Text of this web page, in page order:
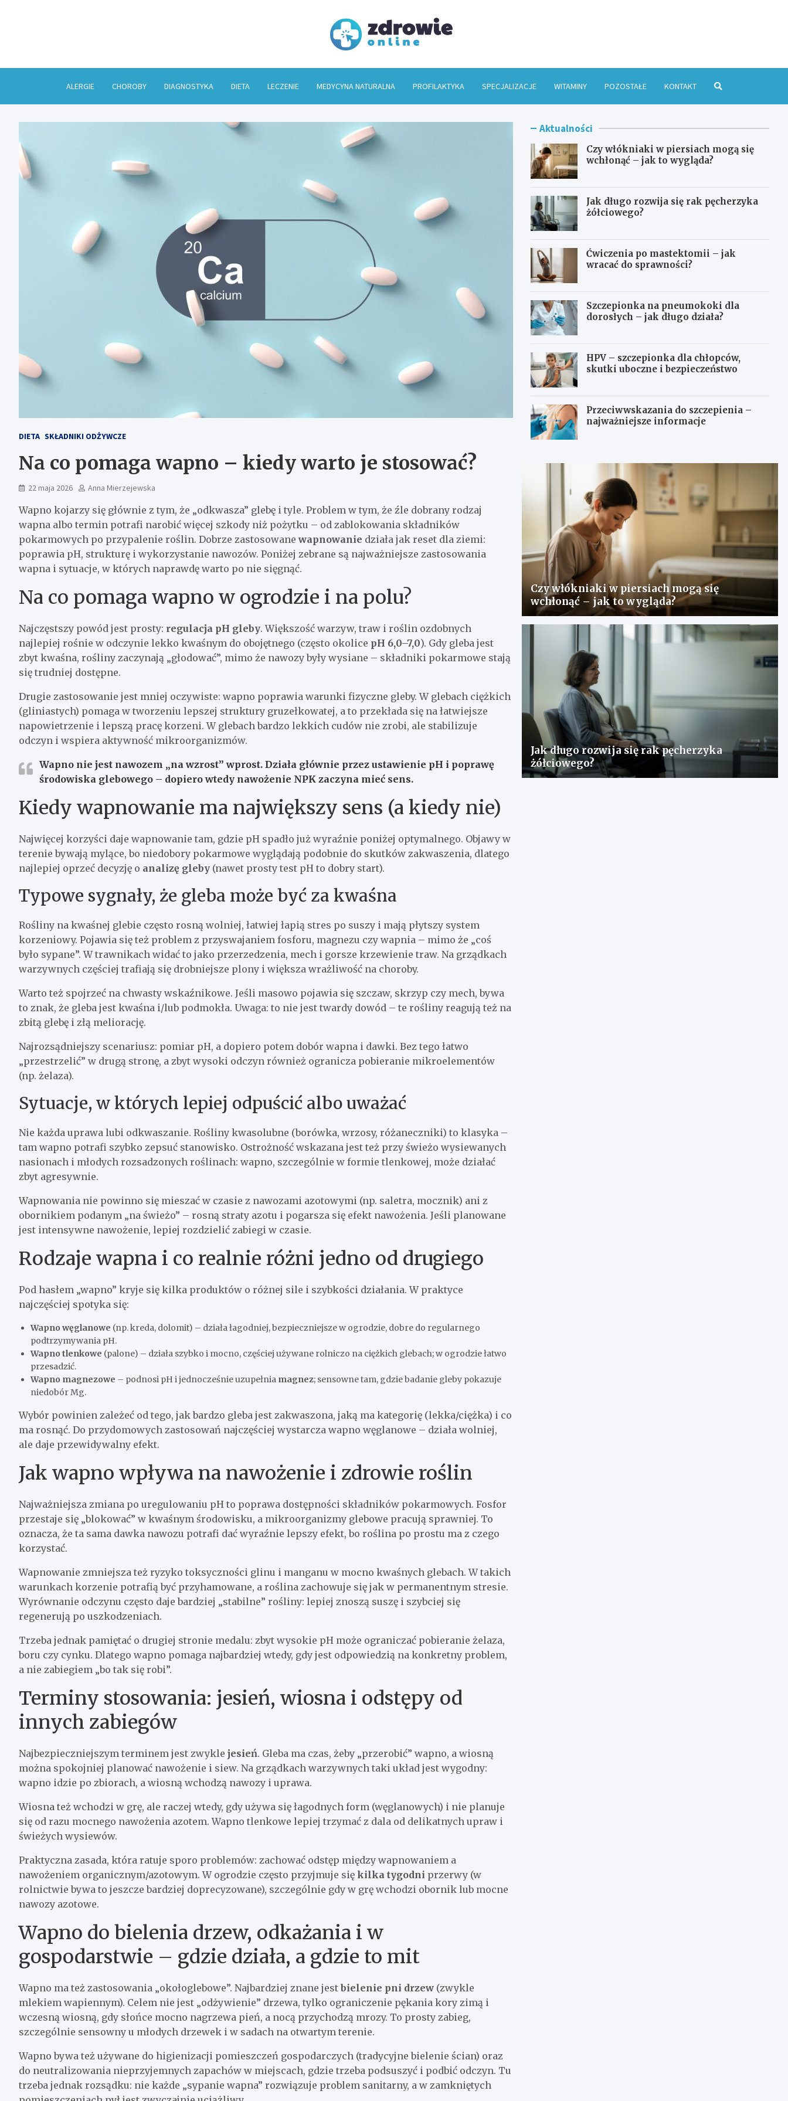
ALERGIE CHOROBY DIAGNOSTYKA DIETA LECZENIE MEDYCYNA NATURALNA PROFILAKTYKA SPECJALIZACJE WITAMINY POZOSTAŁE KONTAKT
DIETA SKŁADNIKI ODŻYWCZE
Na co pomaga wapno – kiedy warto je stosować?
22 maja 2026 Anna Mierzejewska
Wapno kojarzy się głównie z tym, że „odkwasza” glebę i tyle. Problem w tym, że źle dobrany rodzaj
wapna albo termin potrafi narobić więcej szkody niż pożytku – od zablokowania składników
pokarmowych po przypalenie roślin. Dobrze zastosowanewapnowanie działa jak reset dla ziemi:
poprawia pH, strukturę i wykorzystanie nawozów. Poniżej zebrane są najważniejsze zastosowania
wapna i sytuacje, w których naprawdę warto po nie sięgnąć.
Na co pomaga wapno w ogrodzie i na polu?
Najczęstszy powód jest prosty: regulacja pH gleby. Większość warzyw, traw i roślin ozdobnych
najlepiej rośnie w odczynie lekko kwaśnym do obojętnego (często okolice pH 6,0–7,0). Gdy gleba jest
zbyt kwaśna, rośliny zaczynają „głodować”, mimo że nawozy były wysiane – składniki pokarmowe stają
się trudniej dostępne.
Drugie zastosowanie jest mniej oczywiste: wapno poprawia warunki fizyczne gleby. W glebach ciężkich
(gliniastych) pomaga w tworzeniu lepszej struktury gruzełkowatej, a to przekłada się na łatwiejsze
napowietrzenie i lepszą pracę korzeni. W glebach bardzo lekkich cudów nie zrobi, ale stabilizuje
odczyn i wspiera aktywność mikroorganizmów.
Wapno nie jest nawozem „na wzrost” wprost. Działa głównie przez ustawienie pH i poprawę
środowiska glebowego – dopiero wtedy nawożenie NPK zaczyna mieć sens.
Kiedy wapnowanie ma największy sens (a kiedy nie)
Najwięcej korzyści daje wapnowanie tam, gdzie pH spadło już wyraźnie poniżej optymalnego. Objawy w
terenie bywają mylące, bo niedobory pokarmowe wyglądają podobnie do skutków zakwaszenia, dlatego
najlepiej oprzeć decyzję o analizę gleby (nawet prosty test pH to dobry start).
Typowe sygnały, że gleba może być za kwaśna
Rośliny na kwaśnej glebie często rosną wolniej, łatwiej łapią stres po suszy i mają płytszy system
korzeniowy. Pojawia się też problem z przyswajaniem fosforu, magnezu czy wapnia – mimo że „coś
było sypane”. W trawnikach widać to jako przerzedzenia, mech i gorsze krzewienie traw. Na grządkach
warzywnych częściej trafiają się drobniejsze plony i większa wrażliwość na choroby.
Warto też spojrzeć na chwasty wskaźnikowe. Jeśli masowo pojawia się szczaw, skrzyp czy mech, bywa
to znak, że gleba jest kwaśna i/lub podmokła. Uwaga: to nie jest twardy dowód – te rośliny reagują też na
zbitą glebę i złą meliorację.
Najrozsądniejszy scenariusz: pomiar pH, a dopiero potem dobór wapna i dawki. Bez tego łatwo
„przestrzelić” w drugą stronę, a zbyt wysoki odczyn również ogranicza pobieranie mikroelementów
(np. żelaza).
Sytuacje, w których lepiej odpuścić albo uważać
Nie każda uprawa lubi odkwaszanie. Rośliny kwasolubne (borówka, wrzosy, różaneczniki) to klasyka –
tam wapno potrafi szybko zepsuć stanowisko. Ostrożność wskazana jest też przy świeżo wysiewanych
nasionach i młodych rozsadzonych roślinach: wapno, szczególnie w formie tlenkowej, może działać
zbyt agresywnie.
Wapnowania nie powinno się mieszać w czasie z nawozami azotowymi (np. saletra, mocznik) ani z
obornikiem podanym „na świeżo” – rosną straty azotu i pogarsza się efekt nawożenia. Jeśli planowane
jest intensywne nawożenie, lepiej rozdzielić zabiegi w czasie.
Rodzaje wapna i co realnie różni jedno od drugiego
Pod hasłem „wapno” kryje się kilka produktów o różnej sile i szybkości działania. W praktyce
najczęściej spotyka się:
Wapno węglanowe (np. kreda, dolomit) – działa łagodniej, bezpieczniejsze w ogrodzie, dobre do regularnego
podtrzymywania pH.
Wapno tlenkowe (palone) – działa szybko i mocno, częściej używane rolniczo na ciężkich glebach; w ogrodzie łatwo
przesadzić.
Wapno magnezowe – podnosi pH i jednocześnie uzupełnia magnez; sensowne tam, gdzie badanie gleby pokazuje
niedobór Mg.
Wybór powinien zależeć od tego, jak bardzo gleba jest zakwaszona, jaką ma kategorię (lekka/ciężka) i co
ma rosnąć. Do przydomowych zastosowań najczęściej wystarcza wapno węglanowe – działa wolniej,
ale daje przewidywalny efekt.
Jak wapno wpływa na nawożenie i zdrowie roślin
Najważniejsza zmiana po uregulowaniu pH to poprawa dostępności składników pokarmowych. Fosfor
przestaje się „blokować” w kwaśnym środowisku, a mikroorganizmy glebowe pracują sprawniej. To
oznacza, że ta sama dawka nawozu potrafi dać wyraźnie lepszy efekt, bo roślina po prostu ma z czego
korzystać.
Wapnowanie zmniejsza też ryzyko toksyczności glinu i manganu w mocno kwaśnych glebach. W takich
warunkach korzenie potrafią być przyhamowane, a roślina zachowuje się jak w permanentnym stresie.
Wyrównanie odczynu często daje bardziej „stabilne” rośliny: lepiej znoszą suszę i szybciej się
regenerują po uszkodzeniach.
Trzeba jednak pamiętać o drugiej stronie medalu: zbyt wysokie pH może ograniczać pobieranie żelaza,
boru czy cynku. Dlatego wapno pomaga najbardziej wtedy, gdy jest odpowiedzią na konkretny problem,
a nie zabiegiem „bo tak się robi”.
Terminy stosowania: jesień, wiosna i odstępy od
innych zabiegów
Najbezpieczniejszym terminem jest zwykle jesień. Gleba ma czas, żeby „przerobić” wapno, a wiosną
można spokojniej planować nawożenie i siew. Na grządkach warzywnych taki układ jest wygodny:
wapno idzie po zbiorach, a wiosną wchodzą nawozy i uprawa.
Wiosna też wchodzi w grę, ale raczej wtedy, gdy używa się łagodnych form (węglanowych) i nie planuje
się od razu mocnego nawożenia azotem. Wapno tlenkowe lepiej trzymać z dala od delikatnych upraw i
świeżych wysiewów.
Praktyczna zasada, która ratuje sporo problemów: zachować odstęp między wapnowaniem a
nawożeniem organicznym/azotowym. W ogrodzie często przyjmuje się kilka tygodni przerwy (w
rolnictwie bywa to jeszcze bardziej doprecyzowane), szczególnie gdy w grę wchodzi obornik lub mocne
nawozy azotowe.
Wapno do bielenia drzew, odkażania i w
gospodarstwie – gdzie działa, a gdzie to mit
Wapno ma też zastosowania „okołoglebowe”. Najbardziej znane jest bielenie pni drzew (zwykle
mlekiem wapiennym). Celem nie jest „odżywienie” drzewa, tylko ograniczenie pękania kory zimą i
wczesną wiosną, gdy słońce mocno nagrzewa pień, a nocą przychodzą mrozy. To prosty zabieg,
szczególnie sensowny u młodych drzewek i w sadach na otwartym terenie.
Wapno bywa też używane do higienizacji pomieszczeń gospodarczych (tradycyjne bielenie ścian) oraz
do neutralizowania nieprzyjemnych zapachów w miejscach, gdzie trzeba podsuszyć i podbić odczyn. Tu
trzeba jednak rozsądku: nie każde „sypanie wapna” rozwiązuje problem sanitarny, a w zamkniętych
Aktualności
Czy włókniaki w piersiach mogą się
wchłonąć – jak to wygląda?
Jak długo rozwija się rak pęcherzyka
żółciowego?
Ćwiczenia po mastektomii – jak
wracać do sprawności?
Szczepionka na pneumokoki dla
dorosłych – jak długo działa?
HPV – szczepionka dla chłopców,
skutki uboczne i bezpieczeństwo
Przeciwwskazania do szczepienia –
najważniejsze informacje
Czy włókniaki w piersiach mogą się
wchłonąć – jak to wygląda?
Jak długo rozwija się rak pęcherzyka
żółciowego?